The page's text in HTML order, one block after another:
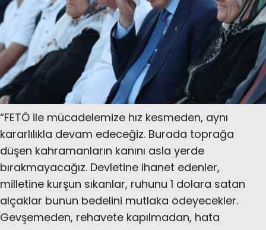
“FETÖ ile mücadelemize hız kesmeden, aynı
kararlılıkla devam edeceğiz. Burada toprağa
düşen kahramanların kanını asla yerde
bırakmayacağız. Devletine ihanet edenler,
milletine kurşun sıkanlar, ruhunu 1 dolara satan
alçaklar bunun bedelini mutlaka ödeyecekler.
Gevşemeden, rehavete kapılmadan, hata